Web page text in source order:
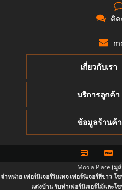
ติด
เกี่ยวกับเรา
บริการลูกค้า
ข้อมูลร้านค้า
Moola Place (มูล่
จำหน่าย เฟอร์นิเจอร์วินเทจ เฟอร์นิเจอร์สีขาว โ
แต่งบ้าน รับทำเฟอร์นิเจอร์ไม้และ